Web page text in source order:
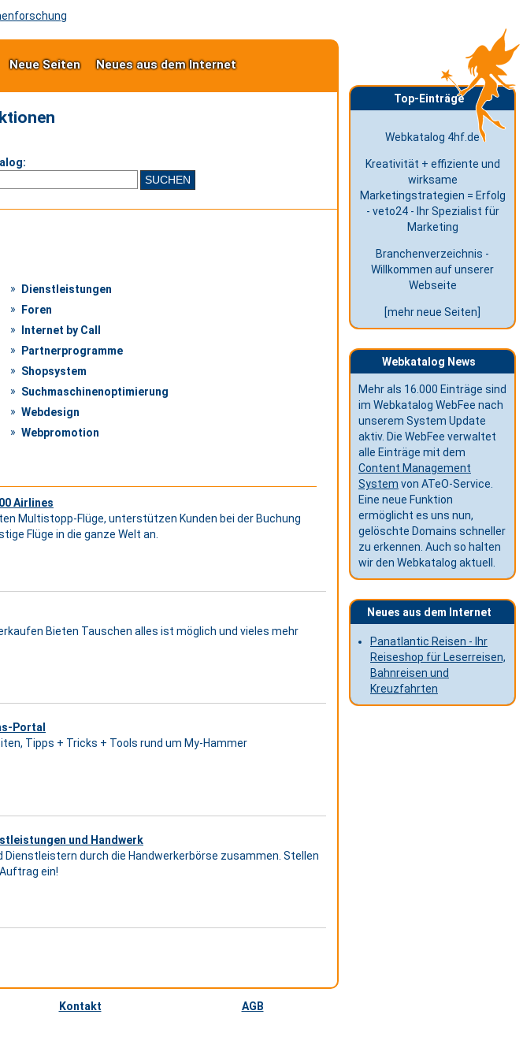
Neue Seiten Neues aus dem Internet
Dienstleistungen
Foren
Internet by Call
Partnerprogramme
Shopsystem
Suchmaschinenoptimierung
Webdesign
Webpromotion
Airlines
Multistopp-Flüge, unterstützen Kunden bei der Buchung
Flüge in die ganze Welt an.
Bieten Tauschen alles ist möglich und vieles mehr
Portal
Tipps + Tricks + Tools rund um My-Hammer
und Handwerk
Dienstleistern durch die Handwerkerbörse zusammen. Stellen
ein!
Kontakt
AGB
Top-Einträge
Webkatalog 4hf.de
Kreativität + effiziente und
wirksame
Marketingstrategien = Erfolg
- veto24 - Ihr Spezialist für
Marketing
Branchenverzeichnis -
Willkommen auf unserer
Webseite
[mehr neue Seiten]
Webkatalog News
Mehr als 16.000 Einträge sind
im Webkatalog WebFee nach
unserem System Update
aktiv. Die WebFee verwaltet
alle Einträge mit dem
Content Management
System von ATeO-Service.
Eine neue Funktion
ermöglicht es uns nun,
gelöschte Domains schneller
zu erkennen. Auch so halten
wir den Webkatalog aktuell.
Neues aus dem Internet
Panatlantic Reisen - Ihr
Reiseshop für Leserreisen,
Bahnreisen und
Kreuzfahrten